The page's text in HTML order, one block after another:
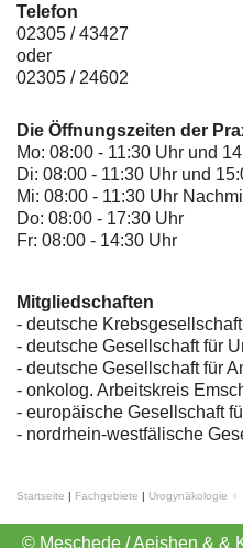
Telefon
02305 / 43427
oder
02305 / 24602
Die Öffnungszeiten der
Mo: 08:00 - 11:30 Uhr und
Di: 08:00 - 11:30 Uhr und
Mi: 08:00 - 11:30 Uhr
Do: 08:00 - 17:30 Uhr
Fr: 08:00 - 14:30 Uhr
Mitgliedschaften
- deutsche Krebsgesellschaft
- deutsche Gesellschaft für
- deutsche Gesellschaft für
- onkolog. Arbeitskreis
- europäische Gesellschaft
- nordrhein-westfälische
Startseite | Fachgebiete | Urogynäkologie ♀
© Meschede / Aeishen & &